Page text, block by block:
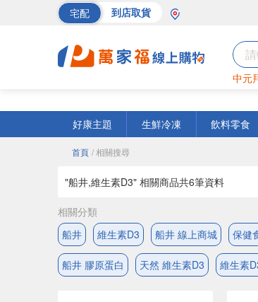
宅配 到店取貨
中元
好康主題
生鮮冷凍 飲料零食
首頁 / 相關搜尋
"船井,維生素D3" 相關商品共6筆資料
相關分類
船井
維生素D3 船井 線上商城 保健
船井 膠原蛋白 天然 維生素D3 維生素